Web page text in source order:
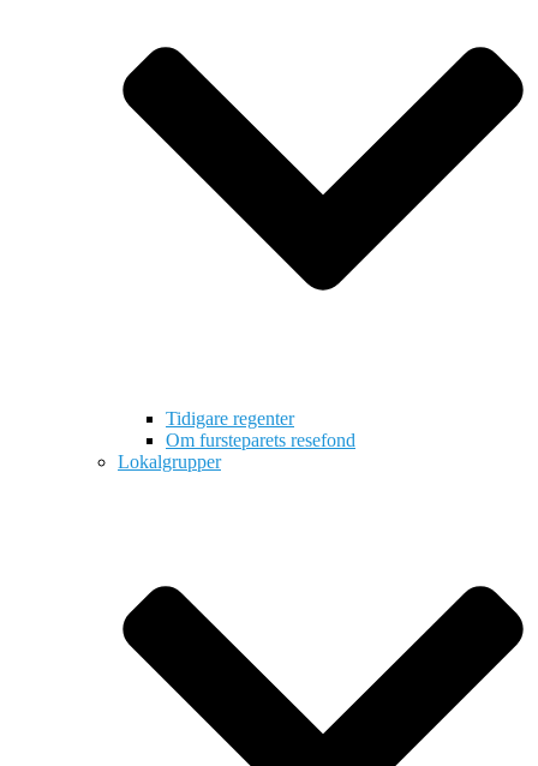
Tidigare regenter
Om fursteparets resefond
Lokalgrupper